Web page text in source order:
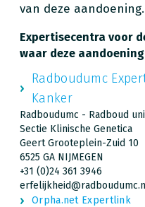
van deze aandoening.
Expertisecentra voor
waar deze
Radboudumc
Kanker
Radboudumc - Radboud
Sectie Klinische Genetica
Geert Grooteplein-Zuid 10
6525 GA NIJMEGEN
+31 (0)24 361 3946
Orpha.net Expertlink